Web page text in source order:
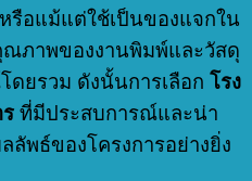
อแม้แต่ใช้เป็นของแจกใน
ภาพของงานพิมพ์และวัสดุ
ยรวม ดังนั้นการเลือก โรง
ที่มีประสบการณ์และน่า
พธ์ของโครงการอย่างยิ่ง